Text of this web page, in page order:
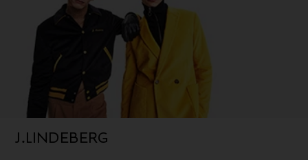
J.LINDEBERG